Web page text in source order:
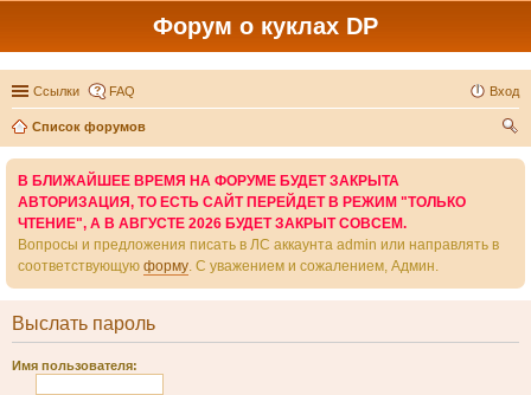
Форум о куклах DP
Ссылки FAQ Вход
Список форумов
В БЛИЖАЙШЕЕ ВРЕМЯ НА ФОРУМЕ БУДЕТ ЗАКРЫТА
АВТОРИЗАЦИЯ, ТО ЕСТЬ САЙТ ПЕРЕЙДЕТ В РЕЖИМ "ТОЛЬКО
ЧТЕНИЕ", А В АВГУСТЕ 2026 БУДЕТ ЗАКРЫТ СОВСЕМ.
Вопросы и предложения писать в ЛС аккаунта admin или направлять в
соответствующую форму. С уважением и сожалением, Админ.
Выслать пароль
Имя пользователя: